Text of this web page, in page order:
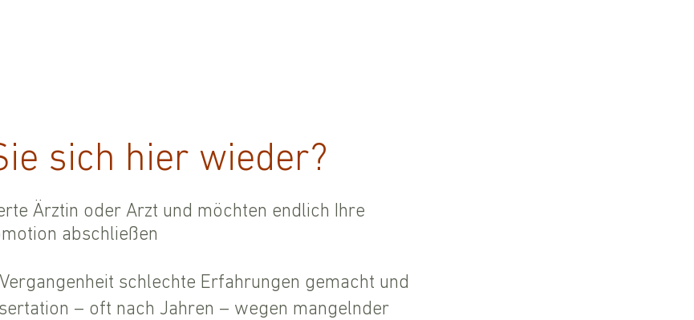
sich hier wieder?
Ärztin oder Arzt und möchten endlich Ihre
abschließen
schlechte Erfahrungen gemacht und
– oft nach Jahren – wegen mangelnder